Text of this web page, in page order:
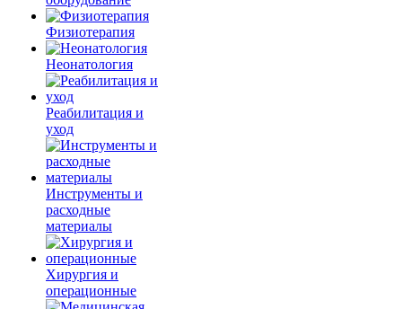
Физиотерапия
Неонатология
Реабилитация и
уход
Инструменты и
расходные
материалы
Хирургия и
операционные